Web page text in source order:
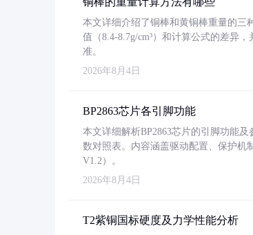
本文详细介绍了铜棒和黄铜棒重量的三
值（8.4-8.7g/cm³）和计算公式的差异
准。
2026年8月4日
BP2863芯片各引脚功能
本文详细解析BP2863芯片的引脚功能
数对照表。内容涵盖驱动配置、保护机
V1.2）。
2026年8月4日
T2紫铜国标硬度及力学性能分析